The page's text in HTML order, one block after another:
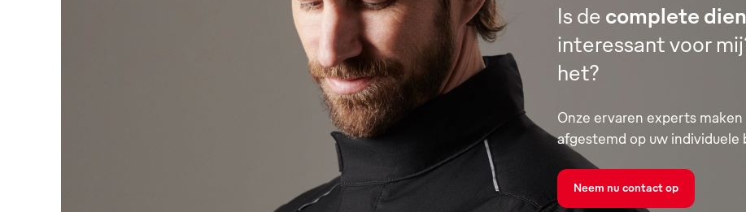
Is de complete
interessant voor
het?
Onze ervaren experts
afgestemd op uw individuele
Neem nu contact op